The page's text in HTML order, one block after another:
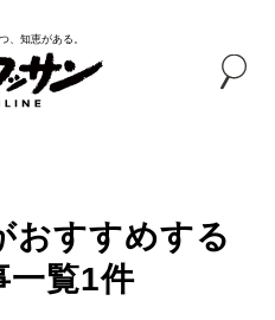
、知恵がある。
おすすめする
一覧1件